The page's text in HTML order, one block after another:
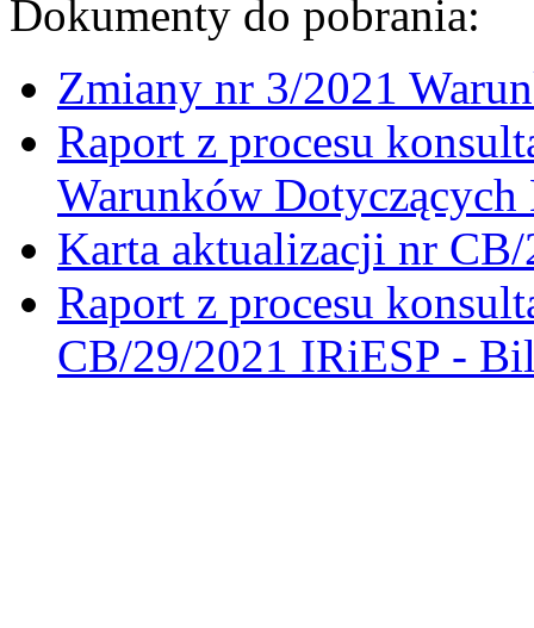
Dokumenty do pobrania:
Zmiany nr 3/2021
Raport z procesu
Warunków Dotyczących
Karta aktualizacji nr
Raport z procesu
CB/29/2021 IRiESP -